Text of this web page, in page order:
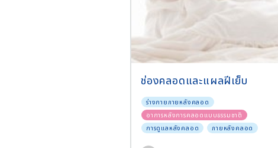
ช่องคลอดและแผลฝีเย็บ
ร่างกายภายหลังคลอด
อาการหลังการคลอดแบบธรรมชาติ
การดูแลหลังคลอด
ภายหลังคลอด